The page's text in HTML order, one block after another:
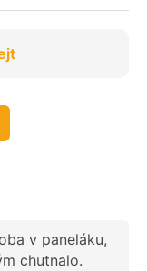
v paneláku,
chutnalo.